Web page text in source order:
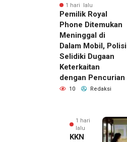
1 hari lalu
Pemilik Royal
Phone Ditemukan
Meninggal di
Dalam Mobil, Polisi
Selidiki Dugaan
Keterkaitan
dengan Pencurian
10 Redaksi
1 hari
lalu
KKN